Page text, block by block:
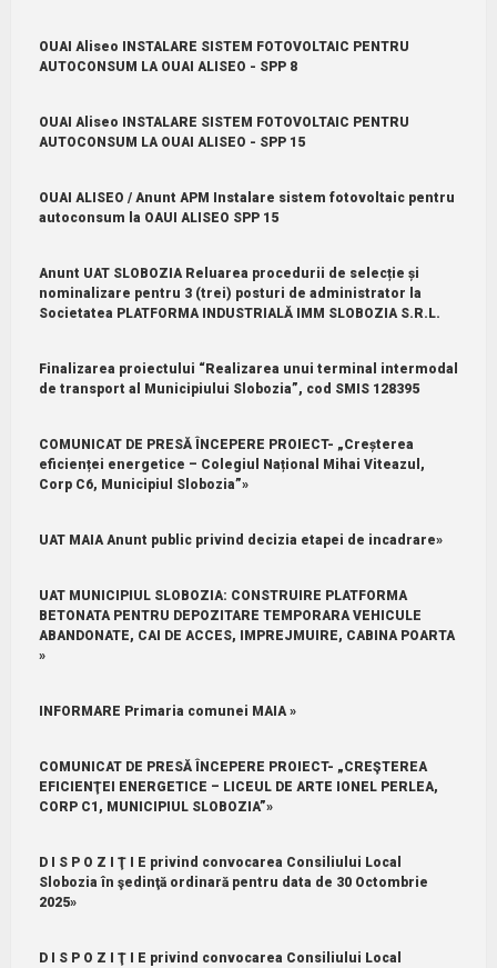
OUAI Aliseo INSTALARE SISTEM FOTOVOLTAIC PENTRU
AUTOCONSUM LA OUAI ALISEO - SPP 8
OUAI Aliseo INSTALARE SISTEM FOTOVOLTAIC PENTRU
AUTOCONSUM LA OUAI ALISEO - SPP 15
OUAI ALISEO / Anunt APM Instalare sistem fotovoltaic pentru
autoconsum la OAUI ALISEO SPP 15
Anunt UAT SLOBOZIA Reluarea procedurii de selecție și
nominalizare pentru 3 (trei) posturi de administrator la
Societatea PLATFORMA INDUSTRIALĂ IMM SLOBOZIA S.R.L.
Finalizarea proiectului “Realizarea unui terminal intermodal
de transport al Municipiului Slobozia”, cod SMIS 128395
COMUNICAT DE PRESĂ ÎNCEPERE PROIECT- „Creșterea
eficienței energetice – Colegiul Național Mihai Viteazul,
Corp C6, Municipiul Slobozia”»
UAT MAIA Anunt public privind decizia etapei de incadrare»
UAT MUNICIPIUL SLOBOZIA: CONSTRUIRE PLATFORMA
BETONATA PENTRU DEPOZITARE TEMPORARA VEHICULE
ABANDONATE, CAI DE ACCES, IMPREJMUIRE, CABINA POARTA
»
INFORMARE Primaria comunei MAIA »
COMUNICAT DE PRESĂ ÎNCEPERE PROIECT- „CREŞTEREA
EFICIENŢEI ENERGETICE – LICEUL DE ARTE IONEL PERLEA,
CORP C1, MUNICIPIUL SLOBOZIA”»
D I S P O Z I Ţ I E privind convocarea Consiliului Local
Slobozia în şedinţă ordinară pentru data de 30 Octombrie
2025»
D I S P O Z I Ţ I E privind convocarea Consiliului Local